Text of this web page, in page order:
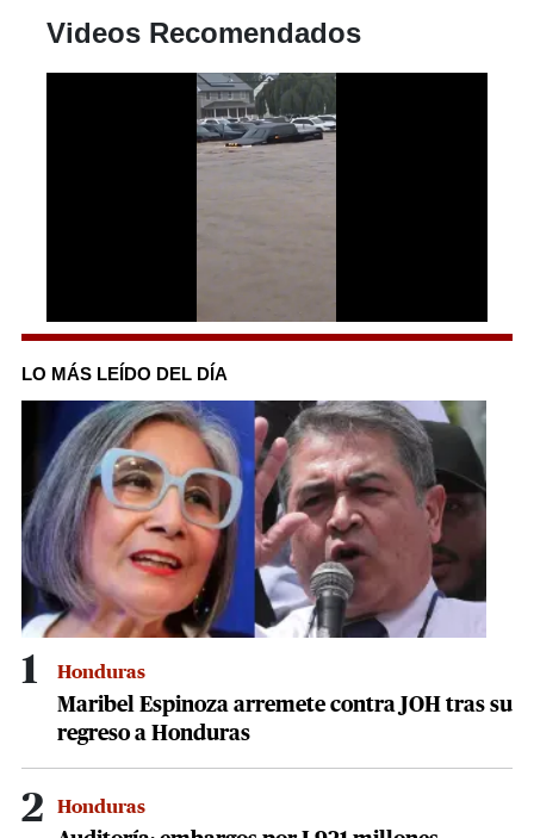
Videos Recomendados
0
of
1
minute,
seconds
LO MÁS LEÍDO DEL DÍA
1 Honduras
Maribel Espinoza arremete contra JOH tras su
regreso a Honduras
2 Honduras